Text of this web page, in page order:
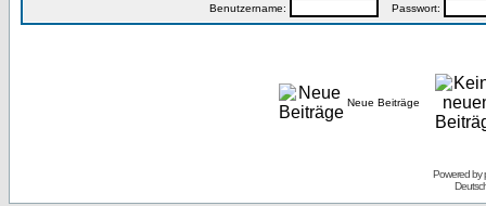
Benutzername: Passwort:
Neue Beiträge
Powered by